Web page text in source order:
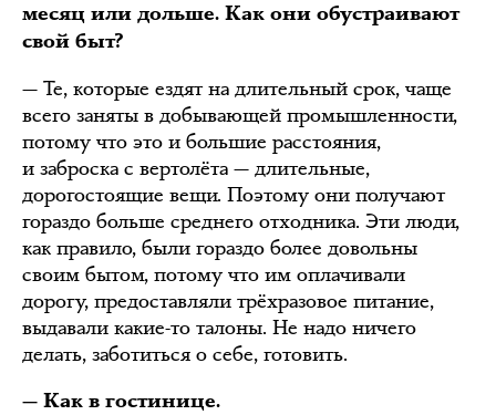
месяц или дольше. Как они обустраивают
свой быт?
— Те, которые ездят на длительный срок, чаще
всего заняты в добывающей промышленности,
потому что это и большие расстояния,
и заброска с вертолёта — длительные,
дорогостоящие вещи. Поэтому они получают
гораздо больше среднего отходника. Эти люди,
как правило, были гораздо более довольны
своим бытом, потому что им оплачивали
дорогу, предоставляли трёхразовое питание,
выдавали какие-то талоны. Не надо ничего
делать, заботиться о себе, готовить.
— Как в гостинице.